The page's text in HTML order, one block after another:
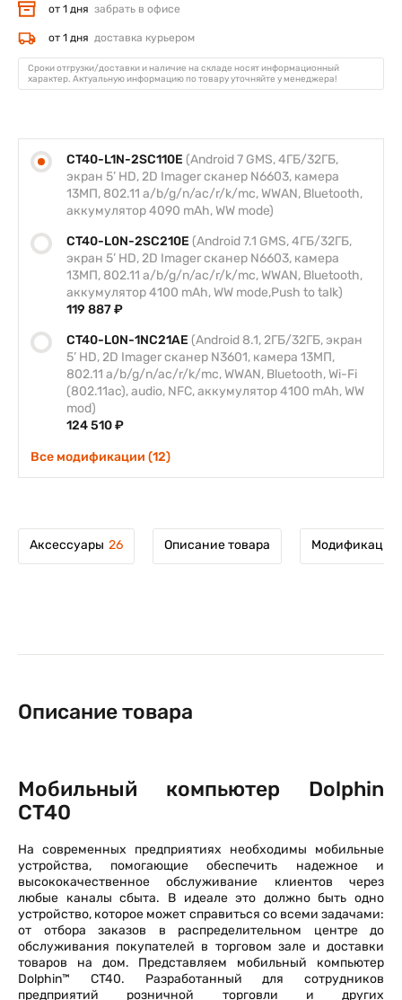
CT40-L1N-2SC110E (Android 7 GMS, 4ГБ/32ГБ,
экран 5’ HD, 2D Imager сканер N6603, камера
13МП, 802.11 a/b/g/n/ac/r/k/mc, WWAN, Bluetooth,
аккумулятор 4090 mAh, WW mode)
CT40-L0N-2SC210E (Android 7.1 GMS, 4ГБ/32ГБ,
экран 5’ HD, 2D Imager сканер N6603, камера
13МП, 802.11 a/b/g/n/ac/r/k/mc, WWAN, Bluetooth,
аккумулятор 4100 mAh, WW mode,Push to talk)
119 887 ₽
CT40-L0N-1NC21AE (Android 8.1, 2ГБ/32ГБ, экран
5’ HD, 2D Imager сканер N3601, камера 13МП,
802.11 a/b/g/n/ac/r/k/mc, WWAN, Bluetooth, Wi-Fi
(802.11ac), audio, NFC, аккумулятор 4100 mAh, WW
mod)
124 510 ₽
Все модификации (12)
от 1 дня забрать в офисе
от 1 дня доставка курьером
Сроки отгрузки/доставки и наличие на складе носят информационный
характер. Актуальную информацию по товару уточняйте у менеджера!
Аксессуары 26 Описание товара Модификации
Описание товара
Мобильный компьютер Dolphin
CT40
На современных предприятиях необходимы мобильные
устройства, помогающие обеспечить надежное и
высококачественное обслуживание клиентов через
любые каналы сбыта. В идеале это должно быть одно
устройство, которое может справиться со всеми задачами:
от отбора заказов в распределительном центре до
обслуживания покупателей в торговом зале и доставки
товаров на дом. Представляем мобильный компьютер
Dolphin™ CT40. Разработанный для сотрудников
предприятий розничной торговли и других